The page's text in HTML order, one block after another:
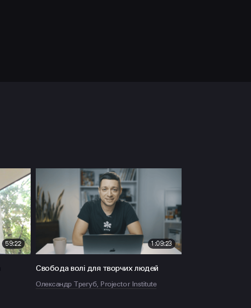
59:22 1:09:23
Свобода волі для творчих людей
Олександр Трегуб, Projector Institute